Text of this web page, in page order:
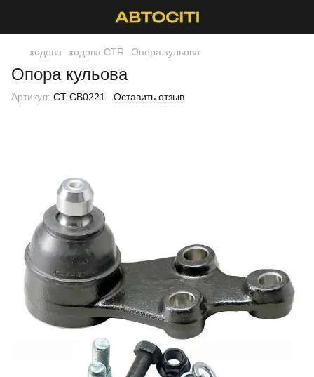
ходова ходова CTR Опора кульова
Опора кульова
Артикул: CT CB0221 Оставить отзыв